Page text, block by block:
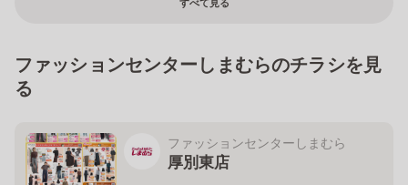
すべて見る
ファッションセンターしまむらのチラシを見
る
ファッションセンターしまむら
厚別東店